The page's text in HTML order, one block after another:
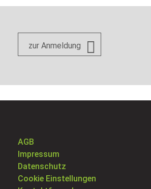
zur Anmeldung
AGB
Impressum
Datenschutz
Cookie Einstellungen